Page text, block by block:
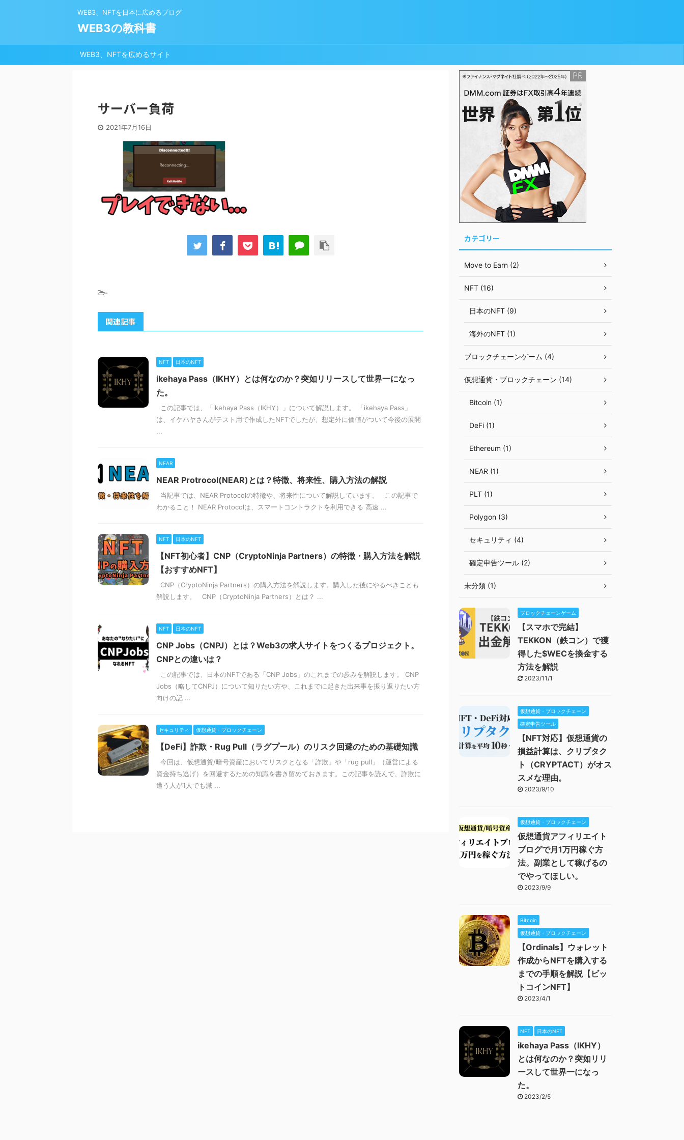
WEB3、NFTを日本に広めるブログ
WEB3の教科書
WEB3、NFTを広めるサイト
サーバー負荷
2021年7月16日
-
関連記事
NFT 日本のNFT
ikehaya Pass（IKHY）とは何なのか？突如リリースして世界一になっ
た。
この記事では、「ikehaya Pass（IKHY）」について解説します。 「ikehaya Pass」
は、イケハヤさんがテスト用で作成したNFTでしたが、想定外に価値がついて今後の展開
...
NEAR
NEAR Protrocol(NEAR)とは？特徴、将来性、購入方法の解説
当記事では、NEAR Protocolの特徴や、将来性について解説しています。 この記事で
わかること！ NEAR Protocolは、スマートコントラクトを利用できる 高速 ...
NFT 日本のNFT
【NFT初心者】CNP（CryptoNinja Partners）の特徴・購入方法を解説
【おすすめNFT】
CNP（CryptoNinja Partners）の購入方法を解説します。購入した後にやるべきことも
解説します。 CNP（CryptoNinja Partners）とは？ ...
NFT 日本のNFT
CNP Jobs（CNPJ）とは？Web3の求人サイトをつくるプロジェクト。
CNPとの違いは？
この記事では、日本のNFTである「CNP Jobs」のこれまでの歩みを解説します。 CNP
Jobs（略してCNPJ）について知りたい方や、これまでに起きた出来事を振り返りたい方
向けの記 ...
セキュリティ 仮想通貨・ブロックチェーン
【DeFi】詐欺・Rug Pull（ラグプール）のリスク回避のための基礎知識
今回は、仮想通貨/暗号資産においてリスクとなる「詐欺」や「rug pull」（運営による
資金持ち逃げ）を回避するための知識を書き留めておきます。この記事を読んで、詐欺に
遭う人が1人でも減 ...
カテゴリー
Move to Earn (2)
NFT (16)
日本のNFT (9)
海外のNFT (1)
ブロックチェーンゲーム (4)
仮想通貨・ブロックチェーン (14)
Bitcoin (1)
DeFi (1)
Ethereum (1)
NEAR (1)
PLT (1)
Polygon (3)
セキュリティ (4)
確定申告ツール (2)
未分類 (1)
ブロックチェーンゲーム
【スマホで完結】
TEKKON（鉄コン）で獲
得した$WECを換金する
方法を解説
2023/11/1
仮想通貨・ブロックチェーン
確定申告ツール
【NFT対応】仮想通貨の
損益計算は、クリプタク
ト（CRYPTACT）がオス
スメな理由。
2023/9/10
仮想通貨・ブロックチェーン
仮想通貨アフィリエイト
ブログで月1万円稼ぐ方
法。副業として稼げるの
でやってほしい。
2023/9/9
Bitcoin
仮想通貨・ブロックチェーン
【Ordinals】ウォレット
作成からNFTを購入する
までの手順を解説【ビッ
トコインNFT】
2023/4/1
NFT 日本のNFT
ikehaya Pass（IKHY）
とは何なのか？突如リリ
ースして世界一になっ
た。
2023/2/5